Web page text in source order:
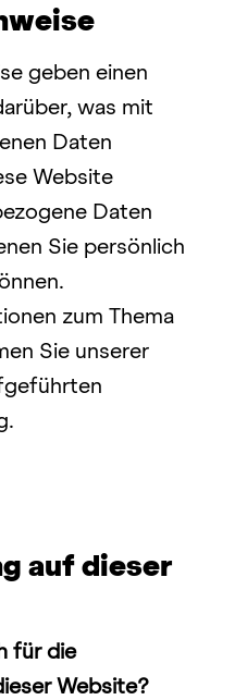
geben einen
was mit
Daten
Website
Daten
Sie persönlich
zum Thema
Sie unserer
auf dieser
für die
Website?